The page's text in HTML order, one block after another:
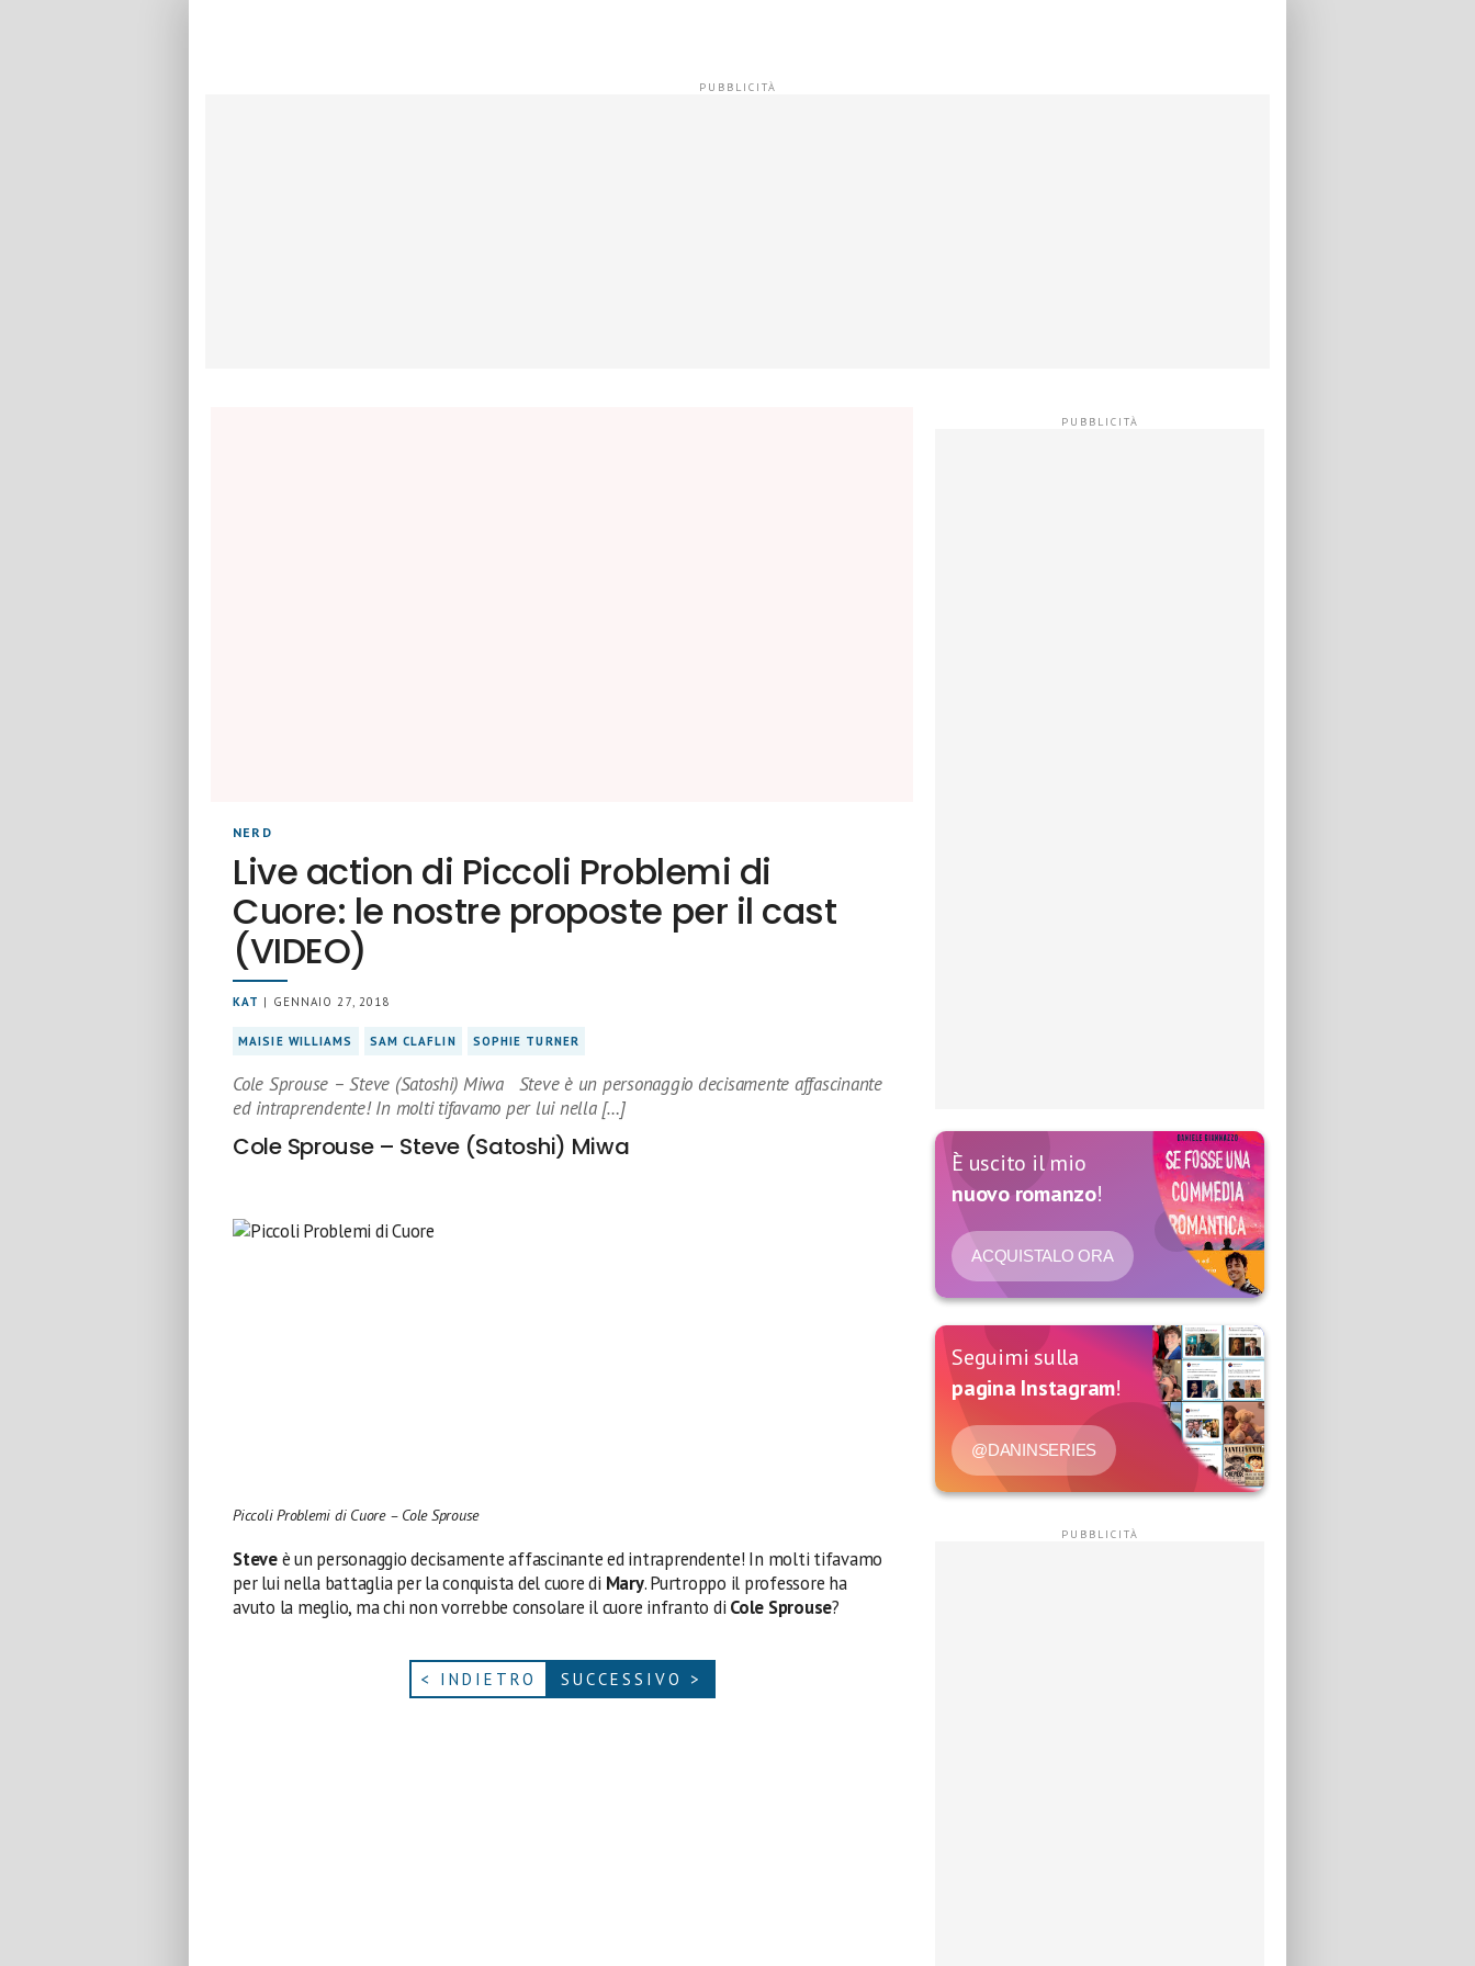
NERD
Live action di Piccoli Problemi di
Cuore: le nostre proposte per il cast
(VIDEO)
KAT | GENNAIO 27, 2018
MAISIE WILLIAMS SAM CLAFLIN SOPHIE TURNER
Cole Sprouse – Steve (Satoshi) Miwa Steve è un personaggio decisamente affascinante
ed intraprendente! In molti tifavamo per lui nella […]
Cole Sprouse – Steve (Satoshi) Miwa
Piccoli Problemi di Cuore – Cole Sprouse
Steveè un personaggio decisamente affascinante ed intraprendente! In molti tifavamo
per lui nella battaglia per la conquista del cuore di Mary. Purtroppo il professore ha
avuto la meglio, ma chi non vorrebbe consolare il cuore infranto di Cole Sprouse?
< INDIETRO SUCCESSIVO >
È uscito il mio
nuovo romanzo!
ACQUISTALO ORA
Seguimi sulla
pagina Instagram!
@DANINSERIES